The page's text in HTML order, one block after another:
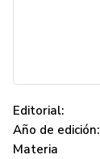
Editorial:
Año de edición:
Materia